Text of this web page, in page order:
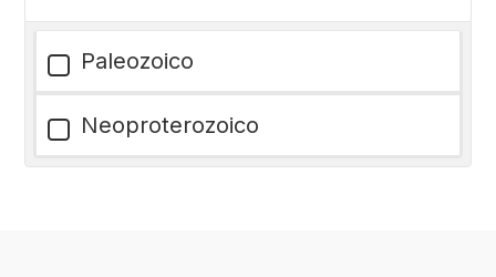
Paleozoico
Neoproterozoico